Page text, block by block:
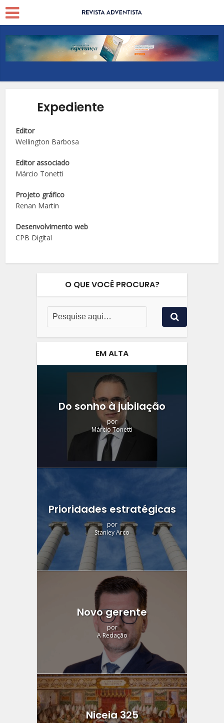
Expediente
Editor
Wellington Barbosa
Editor associado
Márcio Tonetti
Projeto gráfico
Renan Martin
Desenvolvimento web
CPB Digital
O QUE VOCÊ PROCURA?
EM ALTA
Do sonho à jubilação
por
Márcio Tonetti
Prioridades estratégicas
por
Stanley Arco
Novo gerente
por
A Redação
Niceia 325